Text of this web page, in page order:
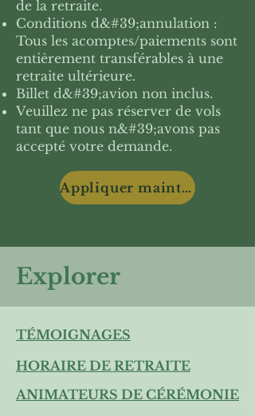
de la retraite.
Conditions d&#39;annulation :
Tous les acomptes/paiements sont
entièrement transférables à une
retraite ultérieure.
Billet d&#39;avion non inclus.
Veuillez ne pas réserver de vols
tant que nous n&#39;avons pas
accepté votre demande.
Appliquer maintenant
Explorer
TÉMOIGNAGES
HORAIRE DE RETRAITE
ANIMATEURS DE CÉRÉMONIE